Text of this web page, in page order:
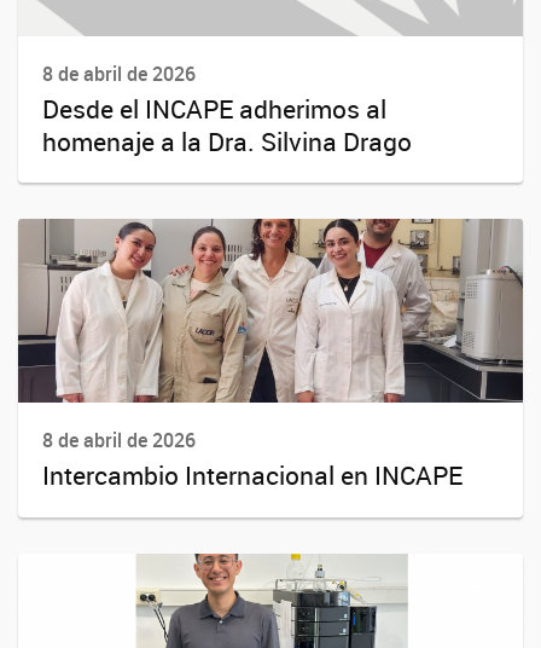
8 de abril de 2026
Desde el INCAPE adherimos al
homenaje a la Dra. Silvina Drago
8 de abril de 2026
Intercambio Internacional en INCAPE